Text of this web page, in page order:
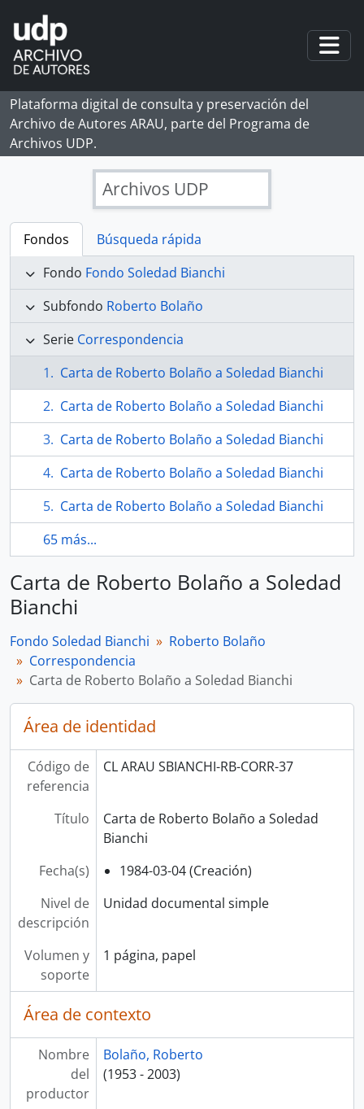
Skip to main content
Plataforma digital de consulta y preservación del
Archivo de Autores ARAU, parte del Programa de
Archivos UDP.
Archivos UDP
Fondos
Búsqueda rápida
Fondo Fondo Soledad Bianchi
Subfondo Roberto Bolaño
Serie Correspondencia
Carta de Roberto Bolaño a Soledad Bianchi
Carta de Roberto Bolaño a Soledad Bianchi
Carta de Roberto Bolaño a Soledad Bianchi
Carta de Roberto Bolaño a Soledad Bianchi
Carta de Roberto Bolaño a Soledad Bianchi
65 más...
Carta de Roberto Bolaño a Soledad
Bianchi
Fondo Soledad Bianchi
Roberto Bolaño
Correspondencia
Carta de Roberto Bolaño a Soledad Bianchi
Área de identidad
Código de
referencia
CL ARAU SBIANCHI-RB-CORR-37
Título
Carta de Roberto Bolaño a Soledad
Bianchi
Fecha(s)
1984-03-04 (Creación)
Nivel de
descripción
Unidad documental simple
Volumen y
soporte
1 página, papel
Área de contexto
Nombre
del
productor
Bolaño, Roberto
(1953 - 2003)